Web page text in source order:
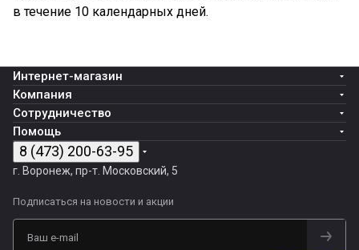
в течение 10 календарных дней.
Интернет-магазин
Компания
Сотрудничество
Помощь
8 (473) 200-63-95
г. Воронеж, пр-т. Московский, 5
Подписаться на новости и акции